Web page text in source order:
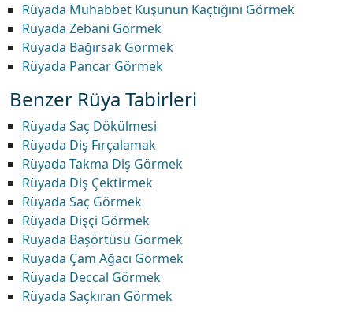
Rüyada Muhabbet Kuşunun Kaçtığını Görmek
Rüyada Zebani Görmek
Rüyada Bağırsak Görmek
Rüyada Pancar Görmek
Benzer Rüya Tabirleri
Rüyada Saç Dökülmesi
Rüyada Diş Fırçalamak
Rüyada Takma Diş Görmek
Rüyada Diş Çektirmek
Rüyada Saç Görmek
Rüyada Dişçi Görmek
Rüyada Başörtüsü Görmek
Rüyada Çam Ağacı Görmek
Rüyada Deccal Görmek
Rüyada Saçkıran Görmek